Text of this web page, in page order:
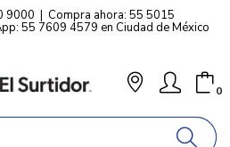
9000 | Compra ahora: 55 5015
55 7609 4579 en Ciudad de México
0